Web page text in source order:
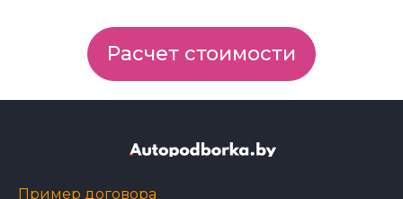
Расчет стоимости
Пример договора